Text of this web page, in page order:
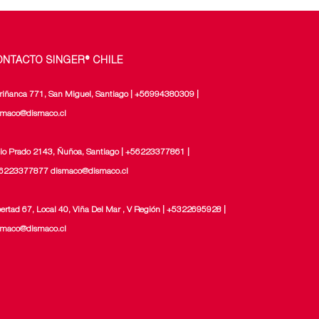
SINGER® CHILE
771, San Miguel, Santiago | +56994380309 |
Prado 2143, Ñuñoa, Santiago | +56223377861 |
dismaco@dismaco.cl
67, Local 40, Viña Del Mar , V Región | +5322695928 |